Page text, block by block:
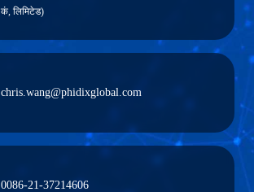
कं, लिमिटेड)
chris.wang@phidixglobal.com
0086-21-37214606